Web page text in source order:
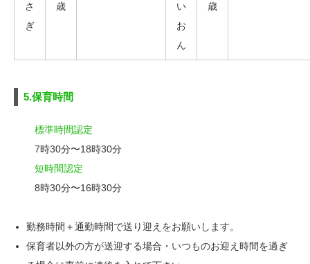
さ
ぎ
歳
い
お
ん
歳
5.保育時間
標準時間認定
7時30分〜18時30分
短時間認定
8時30分〜16時30分
勤務時間＋通勤時間で送り迎えをお願いします。
保育者以外の方が送迎する場合・いつものお迎え時間を過ぎ